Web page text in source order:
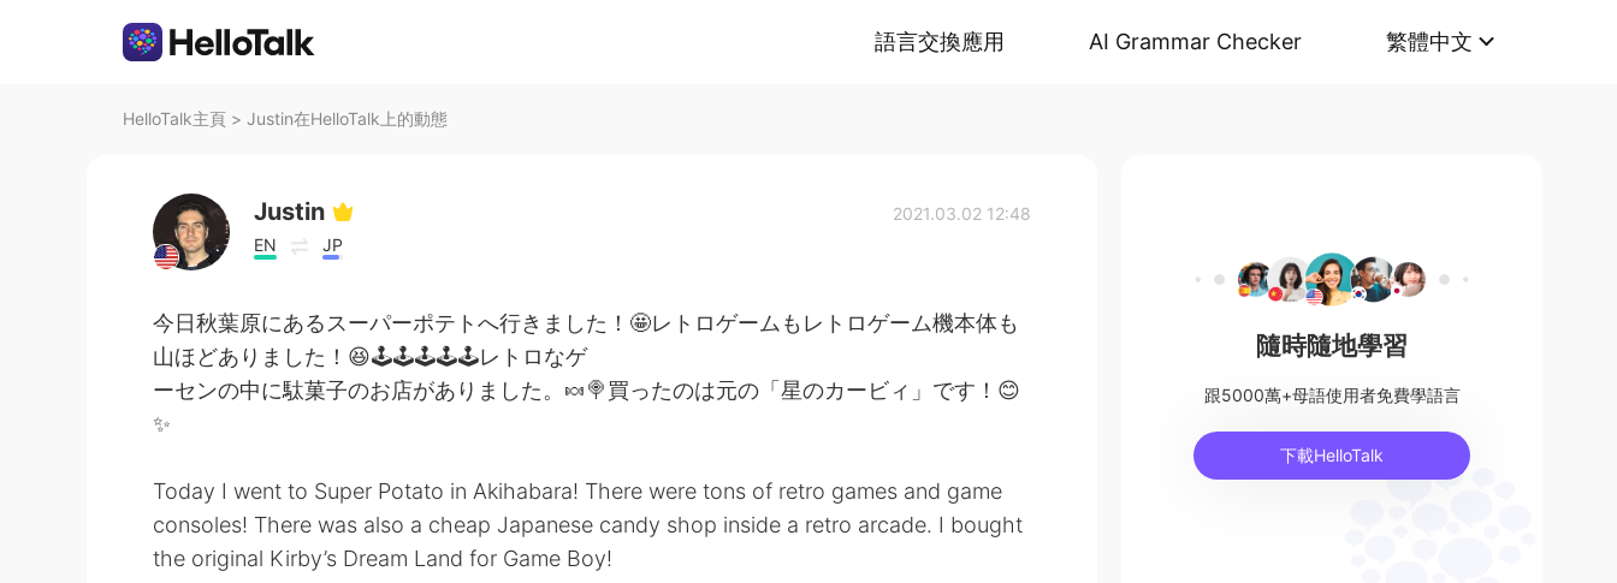
語言交換應用 AI Grammar Checker 繁體中文
HelloTalk主頁 > Justin在HelloTalk上的動態
Justin
EN JP
2021.03.02 12:48
今日秋葉原にあるスーパーポテトへ行きました！🤩レトロゲームもレトロゲーム機本体も
山ほどありました！😆🕹🕹🕹🕹🕹レトロなゲ
ーセンの中に駄菓子のお店がありました。🍬🍭買ったのは元の「星のカービィ」です！😊
✨
Today I went to Super Potato in Akihabara! There were tons of retro games and game
consoles! There was also a cheap Japanese candy shop inside a retro arcade. I bought
the original Kirby’s Dream Land for Game Boy!
隨時隨地學習
跟5000萬+母語使用者免費學語言
下載HelloTalk